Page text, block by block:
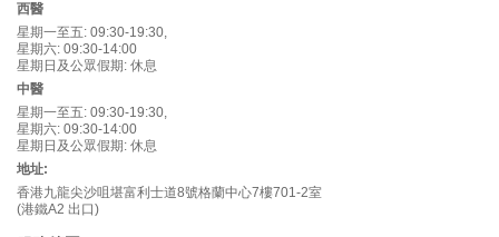
西醫
星期一至五: 09:30-19:30,
星期六: 09:30-14:00
星期日及公眾假期: 休息
中醫
星期一至五: 09:30-19:30,
星期六: 09:30-14:00
星期日及公眾假期: 休息
地址:
香港九龍尖沙咀堪富利士道8號格蘭中心7樓701-2室
(港鐵A2 出口)